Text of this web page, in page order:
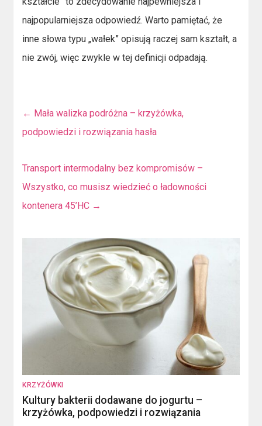
najpopularniejsza odpowiedź. Warto pamiętać, że
inne słowa typu „wałek” opisują raczej sam kształt, a
nie zwój, więc zwykle w tej definicji odpadają.
← Mała walizka podróżna – krzyżówka,
podpowiedzi i rozwiązania hasła
Transport intermodalny bez kompromisów –
Wszystko, co musisz wiedzieć o ładowności
kontenera 45’HC →
KRZYŻÓWKI
Kultury bakterii dodawane do jogurtu –
krzyżówka, podpowiedzi i rozwiązania